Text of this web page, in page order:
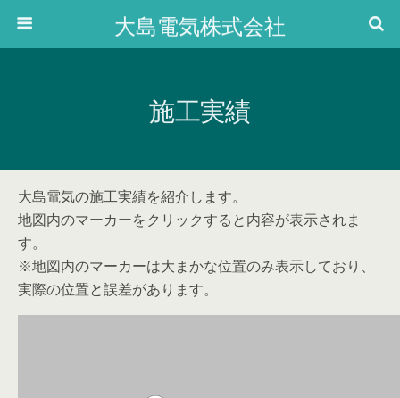
大島電気株式会社
施工実績
大島電気の施工実績を紹介します。
地図内のマーカーをクリックすると内容が表示されま
す。
※地図内のマーカーは大まかな位置のみ表示しており、
実際の位置と誤差があります。